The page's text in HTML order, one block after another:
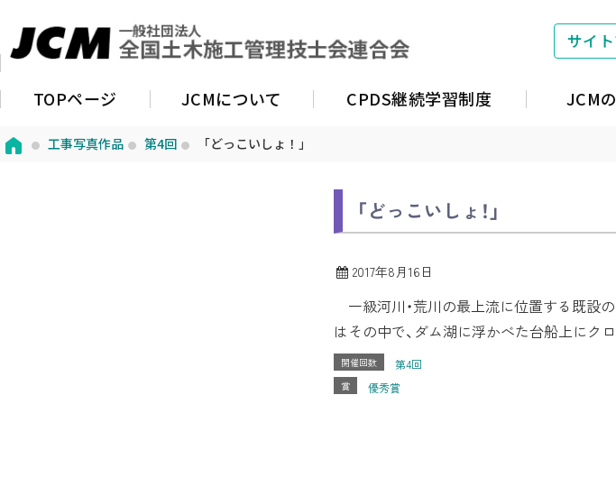
サイ
TOPページ JCMについて CPDS継続学習制度 JCM
工事写真作品 第4回 「どっこいしょ！」
「どっこいしょ！」
2017年8月16日
一級河川・荒川の最上流に位置する既設
はその中で、ダム湖に浮かべた台船上にク
開催回数 第4回
賞 優秀賞